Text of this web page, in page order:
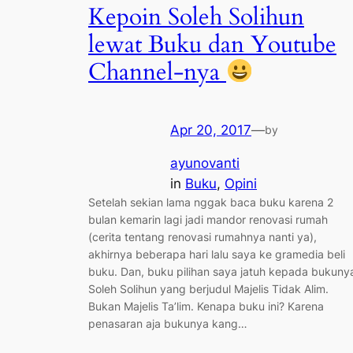
Kepoin Soleh Solihun
lewat Buku dan Youtube
Channel-nya
Apr 20, 2017—by
ayunovanti
in Buku, Opini
Setelah sekian lama nggak baca buku karena 2
bulan kemarin lagi jadi mandor renovasi rumah
(cerita tentang renovasi rumahnya nanti ya),
akhirnya beberapa hari lalu saya ke gramedia beli
buku. Dan, buku pilihan saya jatuh kepada
Soleh Solihun yang berjudul Majelis Tidak Alim.
Bukan Majelis Ta’lim. Kenapa buku ini? Karena
penasaran aja bukunya kang…